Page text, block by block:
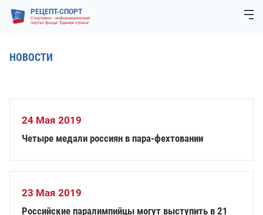
РЕЦЕПТ-СПОРТ
Спортивно - информационный
портал фонда "Единая страна"
НОВОСТИ
24 Мая 2019
Четыре медали россиян в пара-фехтовании
23 Мая 2019
Российские паралимпийцы могут выступить в 21